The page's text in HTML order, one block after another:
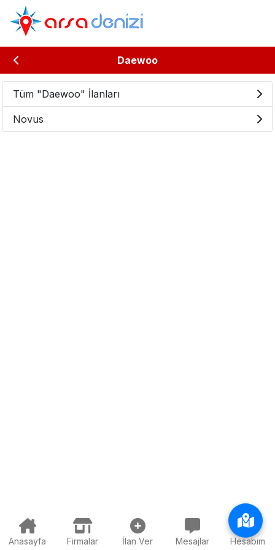
Daewoo
Tüm "Daewoo" İlanları
Novus
Anasayfa Firmalar İlan Ver Mesajlar Hesabım